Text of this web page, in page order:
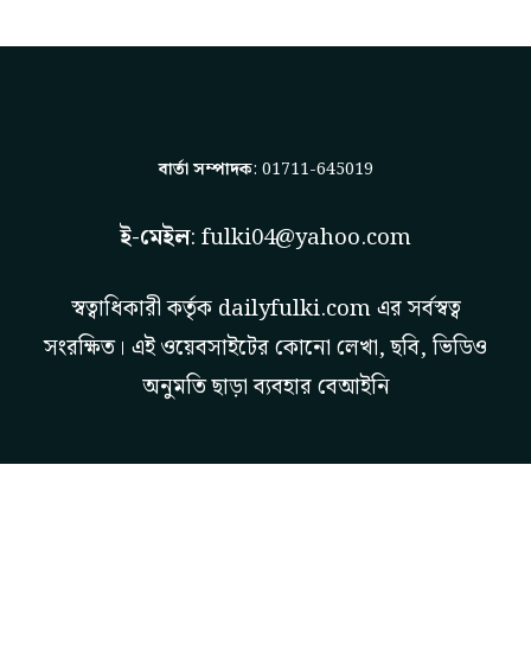
বার্তা সম্পাদক: 01711-645019
ই-মেইল: fulki04@yahoo.com
স্বত্বাধিকারী কর্তৃক dailyfulki.comএর সর্বস্বত্ব
সংরক্ষিত। এই ওয়েবসাইটের কোনো লেখা, ছবি, ভিডিও
অনুমতি ছাড়া ব্যবহার বেআইনি